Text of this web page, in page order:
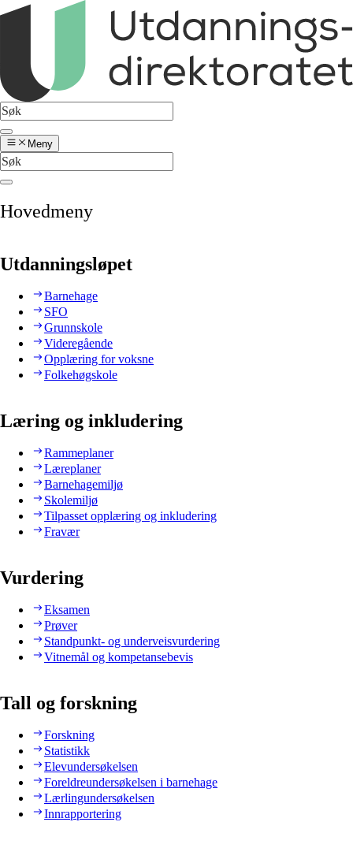
Meny
Hovedmeny
Utdanningsløpet
Barnehage
SFO
Grunnskole
Videregående
Opplæring for voksne
Folkehøgskole
Læring og inkludering
Rammeplaner
Læreplaner
Barnehagemiljø
Skolemiljø
Tilpasset opplæring og inkludering
Fravær
Vurdering
Eksamen
Prøver
Standpunkt- og underveisvurdering
Vitnemål og kompetansebevis
Tall og forskning
Forskning
Statistikk
Elevundersøkelsen
Foreldreundersøkelsen i barnehage
Lærlingundersøkelsen
Innrapportering